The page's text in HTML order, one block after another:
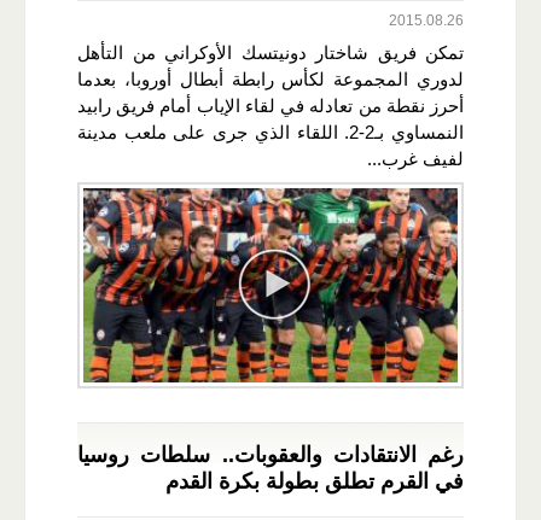
2015.08.26
تمكن فريق شاختار دونيتسك الأوكراني من التأهل
لدوري المجموعة لكأس رابطة أبطال أوروبا، بعدما
أحرز نقطة من تعادله في لقاء الإياب أمام فريق رابيد
النمساوي بـ2-2. اللقاء الذي جرى على ملعب مدينة
لفيف غرب...
رغم الانتقادات والعقوبات.. سلطات روسيا
في القرم تطلق بطولة بكرة القدم